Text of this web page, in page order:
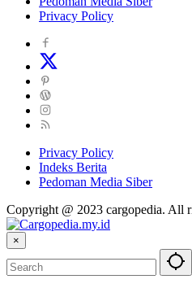
Privacy Policy
Privacy Policy
Indeks Berita
Pedoman Media Siber
Copyright @ 2023 cargopedia. All
×